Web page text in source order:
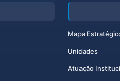
Mapa
Unidades
Atuação